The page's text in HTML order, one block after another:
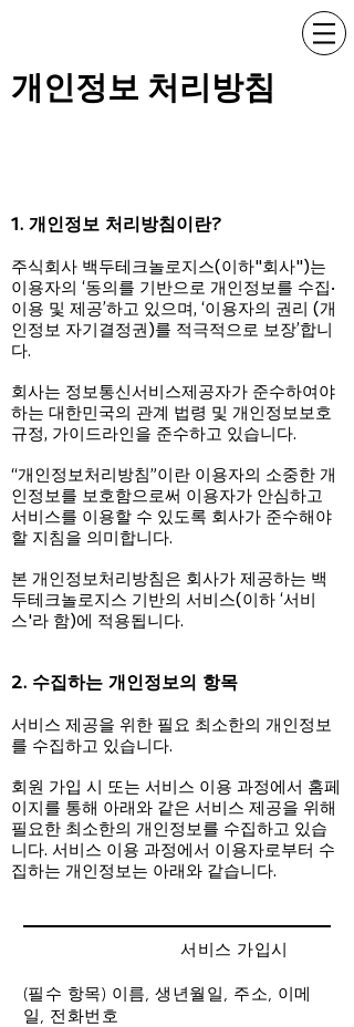
​개인정보 처리방침
1. 개인정보 처리방침이란?
주식회사 백두테크놀로지스(이하"회사")는
이용자의 ‘동의를 기반으로 개인정보를 수집·
이용 및 제공’하고 있으며, ‘이용자의 권리 (개
인정보 자기결정권)를 적극적으로 보장’합니
다.
회사는 정보통신서비스제공자가 준수하여야
하는 대한민국의 관계 법령 및 개인정보보호
규정, 가이드라인을 준수하고 있습니다.
“개인정보처리방침”이란 이용자의 소중한 개
인정보를 보호함으로써 이용자가 안심하고
서비스를 이용할 수 있도록 회사가 준수해야
할 지침을 의미합니다.
본 개인정보처리방침은 회사가 제공하는 백
두테크놀로지스 기반의 서비스(이하 ‘서비
스'라 함)에 적용됩니다.
2. 수집하는 개인정보의 항목
서비스 제공을 위한 필요 최소한의 개인정보
를 수집하고 있습니다.
회원 가입 시 또는 서비스 이용 과정에서 홈페
이지를 통해 아래와 같은 서비스 제공을 위해
필요한 최소한의 개인정보를 수집하고 있습
니다. 서비스 이용 과정에서 이용자로부터 수
집하는 개인정보는 아래와 같습니다.​
서비스 가입시
(필수 항목) 이름, 생년월일, 주소, 이메
일, 전화번호